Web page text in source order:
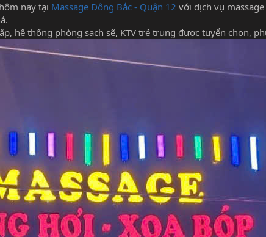
nay tại Massage Đông Bắc - Quận 12 với dịch vụ
hệ thống phòng sạch sẽ, KTV trẻ trung được tuyển chọn,